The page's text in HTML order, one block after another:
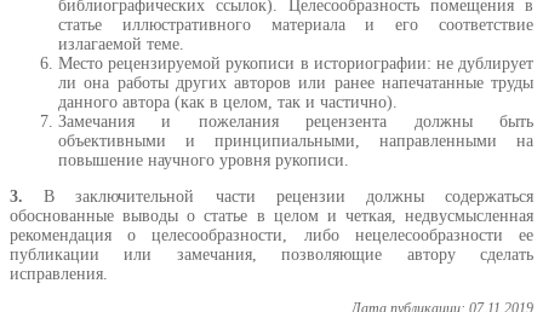
библиографических ссылок). Целесообразность помещения в
статье иллюстративного материала и его соответствие
излагаемой теме.
Место рецензируемой рукописи в историографии: не дублирует
ли она работы других авторов или ранее напечатанные труды
данного автора (как в целом, так и частично).
Замечания и пожелания рецензента должны быть
объективными и принципиальными, направленными на
повышение научного уровня рукописи.
3. В заключительной части рецензии должны содержаться
обоснованные выводы о статье в целом и четкая, недвусмысленная
рекомендация о целесообразности, либо нецелесообразности ее
публикации или замечания, позволяющие автору сделать
исправления.